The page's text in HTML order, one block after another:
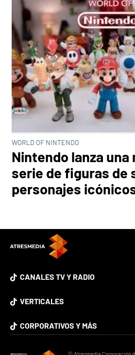
WORLD OF NINTENDO
Nintendo lanza una
serie de figuras de
personajes
CANALES TV Y RADIO
VERTICALES
CORPORATIVOS Y MÁS